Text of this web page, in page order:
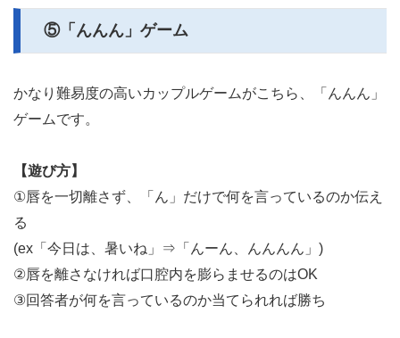
⑤「んんん」ゲーム
かなり難易度の高いカップルゲームがこちら、「んんん」
ゲームです。
【遊び方】
①唇を一切離さず、「ん」だけで何を言っているのか伝え
る
(ex「今日は、暑いね」⇒「んーん、んんんん」)
②唇を離さなければ口腔内を膨らませるのはOK
③回答者が何を言っているのか当てられれば勝ち